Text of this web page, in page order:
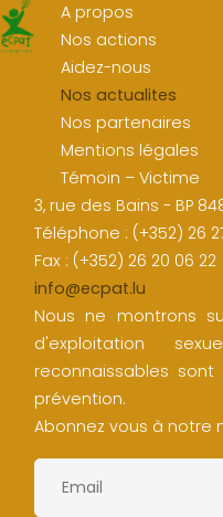
A propos
Nos actions
Aidez-nous
Nos actualites
Nos partenaires
Mentions légales
Témoin – Victime
3, rue des Bains - BP
Téléphone : (+352) 26
Fax : (+352) 26 20 06 22
info@ecpat.lu
Nous ne montrons
d'exploitation
reconnaissables
prévention.
Abonnez vous à notre